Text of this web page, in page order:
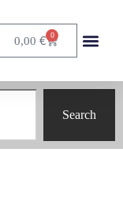
0,00 € 0
Search